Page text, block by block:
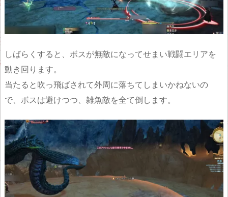
しばらくすると、ボスが無敵になってせまい戦闘エリアを
動き回ります。
当たると吹っ飛ばされて外周に落ちてしまいかねないの
で、ボスは避けつつ、雑魚敵を全て倒します。